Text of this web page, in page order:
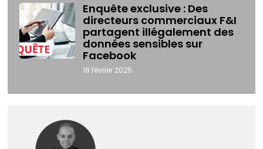
Enquête exclusive : Des
directeurs commerciaux F&I
partagent illégalement des
données sensibles sur
Facebook
18 février 2025